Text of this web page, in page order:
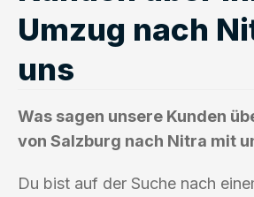
Umzug nach
uns
Was sagen unsere Kunden
von Salzburg nach Nitra mit
Du bist auf der Suche nach